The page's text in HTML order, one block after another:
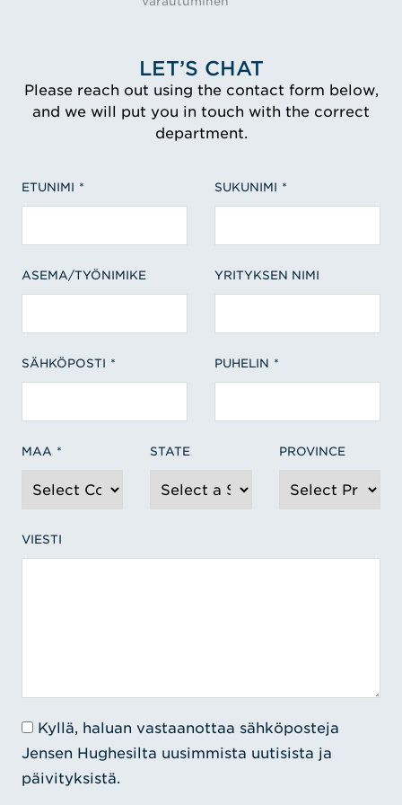
LET’S CHAT
Please reach out using the contact form below,
and we will put you in touch with the correct
department.
ETUNIMI SUKUNIMI
ASEMA/TYÖNIMIKE YRITYKSEN NIMI
SÄHKÖPOSTI PUHELIN
MAA STATE PROVINCE
VIESTI
Kyllä, haluan vastaanottaa sähköposteja
Jensen Hughesilta uusimmista uutisista ja
päivityksistä.